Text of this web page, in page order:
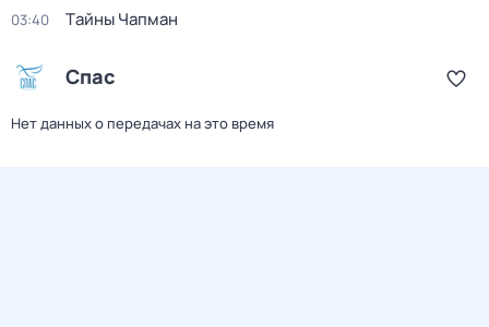
03:40 Тaйны Чапман
Спас
Нет данных о передачах на это время